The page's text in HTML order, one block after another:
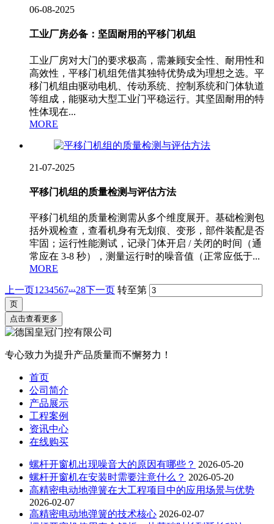
06-08-2025
工业厂房必备：坚固耐用的平移门机组
工业厂房对大门的要求极高，需兼顾安全性、耐用性和
高效性，平移门机组凭借其独特优势成为理想之选。平
移门机组由驱动电机、传动系统、控制系统和门体轨道
等组成，能驱动大型工业门平稳运行。其坚固耐用的特
性体现在...
MORE
21-07-2025
平移门机组的质量检测与评估方法
平移门机组的质量检测需从多个维度展开。基础检测包
括外观检查，查看机身有无划痕、变形，部件装配是否
牢固；运行性能测试，记录门体开启 / 关闭的时间（通
常应在 3-8 秒），测量运行时的噪音值（正常应低于...
MORE
上一页1 234567...28下一页 转至第
点击查看更多
专心致力为提升产品质量而不懈努力！
首页
公司简介
产品展示
工程案例
资讯中心
在线购买
螺杆开窗机出现噪音大的原因有哪些？ 2026-05-20
螺杆开窗机在安装时需要注意什么？ 2026-05-20
高精密电动地弹簧在大工程项目中的应用场景与优势
2026-02-07
高精密电动地弹簧的技术核心 2026-02-07